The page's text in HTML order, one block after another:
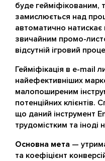
буде гейміфікованим,
замислюється над
автоматично натискає
звичайним промо-
відсутній ігровий
Гейміфікація в e-mail
найефективніших
малопоширеним
потенційних клієнтів.
що даний інструмент
трудомістким та іноді
Основна мета —
та коефіцієнт